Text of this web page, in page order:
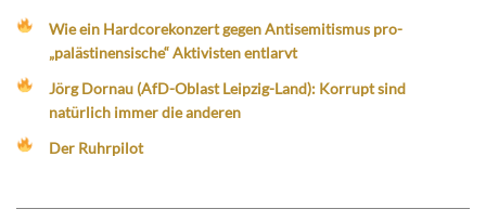
Wie ein Hardcorekonzert gegen Antisemitismus pro-
„palästinensische“ Aktivisten entlarvt
Jörg Dornau (AfD-Oblast Leipzig-Land): Korrupt sind
natürlich immer die anderen
Der Ruhrpilot